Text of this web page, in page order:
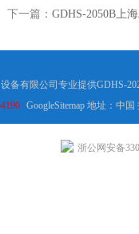
下一篇： GDHS-2050B上
备有限公司专业提供GDHS-
GoogleSitemap地址：中国
浙公网安备